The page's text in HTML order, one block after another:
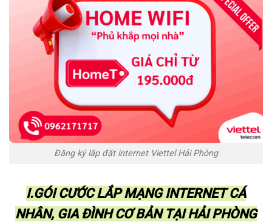
Đăng ký lắp đặt internet Viettel Hải Phòng
I.GÓI CƯỚC LẮP MẠNG INTERNET CÁ
NHÂN, GIA ĐÌNH CƠ BẢN TẠI HẢI PHÒNG